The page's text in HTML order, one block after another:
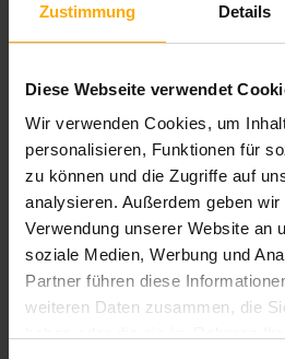
Zustimmung Details
Diese Webseite verwendet
Wir verwenden Cookies, um
personalisieren, Funktionen für
zu können und die Zugriffe auf
analysieren. Außerdem geben
Verwendung unserer Website an
soziale Medien, Werbung und
Partner führen diese
weiteren Daten zusammen, die
Customer
kundenzentrierte
anders
Sandra Krauß